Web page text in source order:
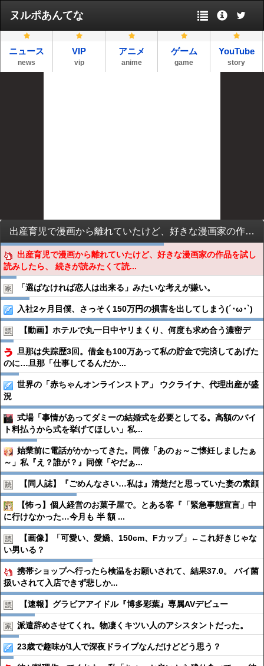
ヌルポあんてな
ニュース
news
VIP
vip
アニメ
anime
ゲーム
game
YouTube
story
出産育児で漫画から離れていたけど、好きな漫画家の作品を試し読みしたら、 続きが読みたくて読みたくて
出産育児で漫画から離れていたけど、好きな漫画家の作品を試し
読みしたら、 続きが読みたくて読...
「選ばなければ恋人は出来る」みたいな考えが嫌い。
入社2ヶ月目僕、さっそく150万円の損害を出してしまう(´･ω･`)
【動画】ホテルで丸一日中ヤリまくり、何度も求め合う濃密デ
旦那は失踪歴3回。借金も100万あって私の貯金で完済してあげた
のに…旦那「仕事してるんだか...
世界の「赤ちゃんオンラインストア」 ウクライナ、代理出産が盛
況
式場「事情があってダミーの結婚式を必要としてる。高額のバイ
ト料払うから式を挙げてほしい」私...
始業前に電話がかかってきた。同僚「あのぉ～ご懐妊しましたぁ
～」私『え？誰が？』同僚「やだぁ...
【同人誌】『ごめんなさい…私は』清楚だと思っていた妻の素顔
【怖っ】個人経営のお菓子屋で。とある客『「緊急事態宣言」中
に行けなかった…今月も 半 額 ...
【画像】「可愛い、愛嬌、150cm、Fカップ」←これ好きじゃな
い男いる？
携帯ショップへ行ったら検温をお願いされて、結果37.0。 バイ菌
扱いされて入店できず悲しか...
【速報】グラビアアイドル『博多彩葉』専属AVデビュー
派遣辞めさせてくれ。物凄くキツい人のアシスタントだった。
23歳で趣味が1人で深夜ドライブなんだけどどう思う？